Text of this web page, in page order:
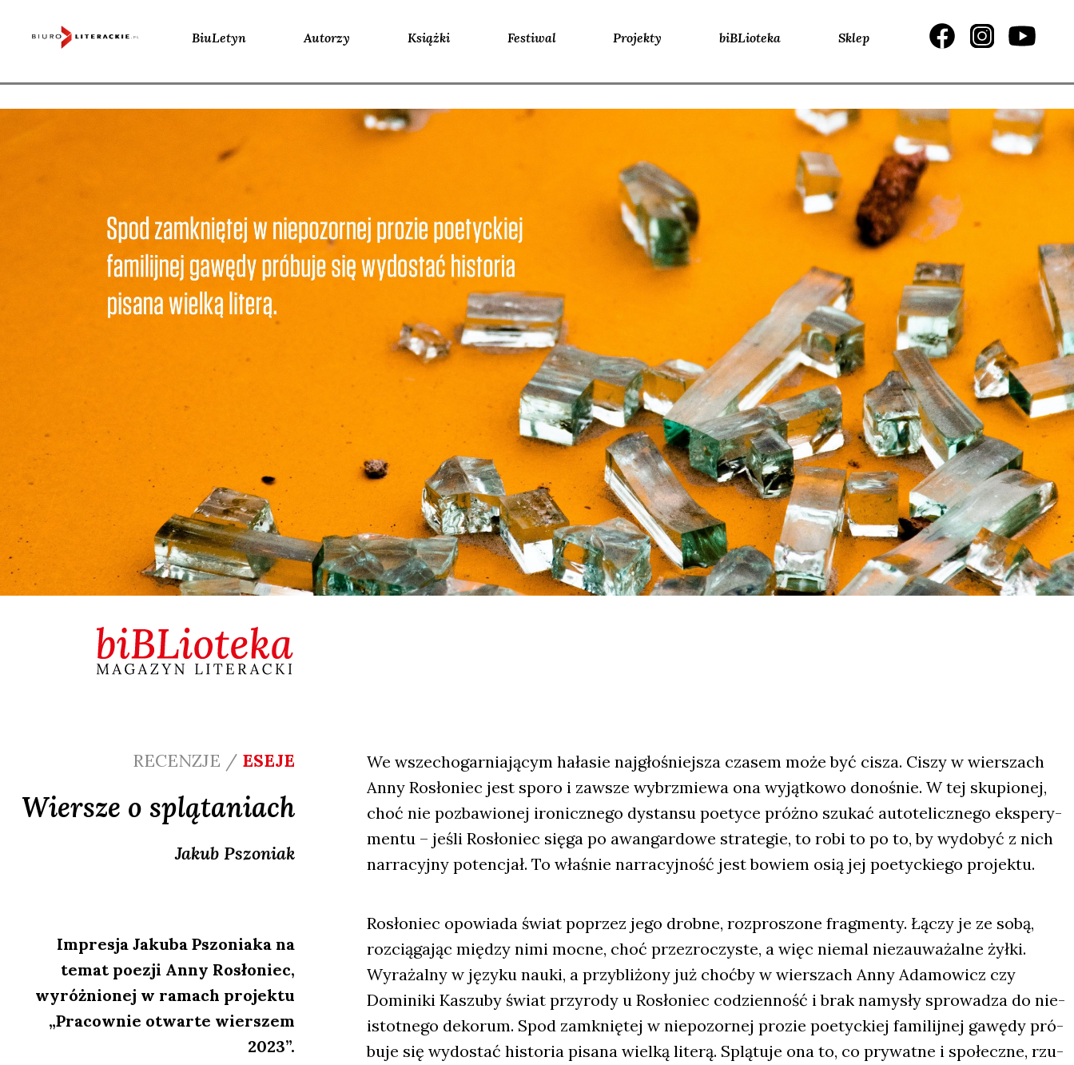
BiuLetyn Autorzy Książki Festiwal Projekty biBLioteka Sklep
RECENZJE / ESEJE
Wiersze o splątaniach
Jakub Pszoniak
Impresja Jakuba Pszoniaka na
temat poezji Anny Rosłoniec,
wyróżnionej w ramach projektu
„Pracownie otwarte wierszem
2023”.
We wszech­ogar­nia­ją­cym hała­sie naj­gło­śniej­sza cza­sem może być cisza. Ciszy w wier­szach
Anny Rosło­niec jest spo­ro i zawsze wybrzmie­wa ona wyjąt­ko­wo dono­śnie. W tej sku­pio­nej,
choć nie pozba­wio­nej iro­nicz­ne­go dystan­su poety­ce próż­no szu­kać auto­te­licz­ne­go eks­pe­ry­
men­tu – jeśli Rosło­niec się­ga po awan­gar­do­we stra­te­gie, to robi to po to, by wydo­być z nich
nar­ra­cyj­ny poten­cjał. To wła­śnie nar­ra­cyj­ność jest bowiem osią jej poetyc­kie­go pro­jek­tu.
Rosło­niec opo­wia­da świat poprzez jego drob­ne, roz­pro­szo­ne frag­men­ty. Łączy je ze sobą,
roz­cią­ga­jąc mię­dzy nimi moc­ne, choć prze­zro­czy­ste, a więc nie­mal nie­zau­wa­żal­ne żył­ki.
Wyra­żal­ny w języ­ku nauki, a przy­bli­żo­ny już choć­by w wier­szach Anny Ada­mo­wicz czy
Domi­ni­ki Kaszu­by świat przy­ro­dy u Rosło­niec codzien­ność i brak namy­sły spro­wa­dza do nie­
istot­ne­go deko­rum. Spod zamknię­tej w nie­po­zor­nej pro­zie poetyc­kiej fami­lij­nej gawę­dy pró­
bu­je się wydo­stać histo­ria pisa­na wiel­ką lite­rą. Splą­tu­je ona to, co pry­wat­ne i spo­łecz­ne, rzu­